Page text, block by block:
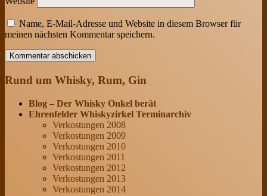
Name, E-Mail-Adresse und Website in diesem Browser für
meinen nächsten Kommentar speichern.
Rund um Whisky, Rum, Gin
Blog – Der Whisky Onkel berät
Ehrenfelder Whiskyzirkel Terminarchiv
Verkostungen 2008
Verkostungen 2009
Verkostungen 2010
Verkostungen 2011
Verkostungen 2012
Verkostungen 2013
Verkostungen 2014